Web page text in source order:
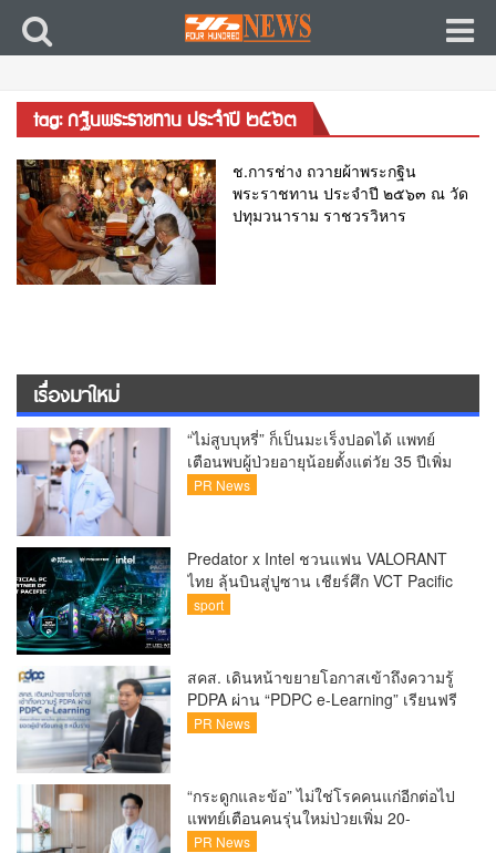
tag: กฐินพระราชทาน ประจำปี ๒๕๖๓
ช.การช่าง ถวายผ้าพระกฐิน
พระราชทาน ประจำปี ๒๕๖๓ ณ วัด
ปทุมวนาราม ราชวรวิหาร
เรื่องมาใหม่
“ไม่สูบบุหรี่” ก็เป็นมะเร็งปอดได้ แพทย์
เตือนพบผู้ป่วยอายุน้อยตั้งแต่วัย 35 ปีเพิ่ม
ขึ้นคนไทยกว่า 70% รู้ตัวเมื่อโรคลุกลาม
PR News
Predator x Intel ชวนแฟน VALORANT
ไทย ลุ้นบินสู่ปูซาน เชียร์ศึก VCT Pacific
Finals Busan ประเทศเกาหลีใต้ Predator
สุดพิเศษตลอดทัวร์นาเมนต์
sport
สคส. เดินหน้าขยายโอกาสเข้าถึงความรู้
PDPA ผ่าน “PDPC e-Learning” เรียนฟรี
ทุกที่ ทุกเวลา พร้อมประกาศนียบัตร ต่อย
แล้ว
PR News
“กระดูกและข้อ” ไม่ใช่โรคคนแก่อีกต่อไป
แพทย์เตือนคนรุ่นใหม่ป่วยเพิ่ม 20-
30% เสี่ยง ‘ข้อเข่าเสื่อมก่อนวัย’ จาก
PR News